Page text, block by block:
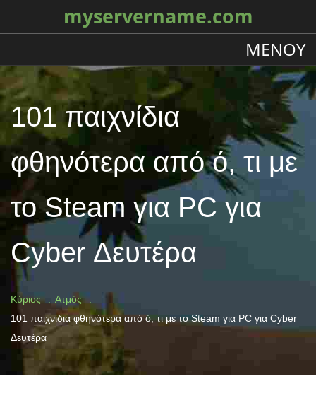
myservername.com
ΜΕΝΟΎ
101 παιχνίδια
φθηνότερα από ό, τι με
το Steam για PC για
Cyber ​​Δευτέρα
Κύριος
Ατμός
101 παιχνίδια φθηνότερα από ό, τι με το Steam για PC για Cyber ​​
Δευτέρα